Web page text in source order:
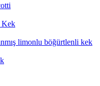
Kek
limonlu böğürtlenli kek